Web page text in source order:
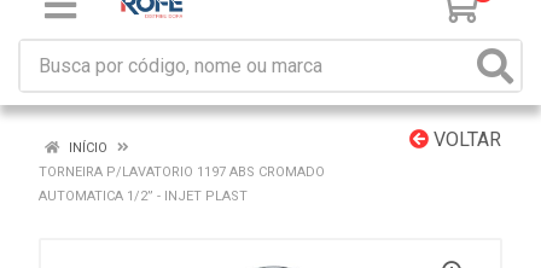
VOLTAR
INÍCIO
TORNEIRA P/LAVATORIO 1197 ABS CROMADO
AUTOMATICA 1/2” - INJET PLAST